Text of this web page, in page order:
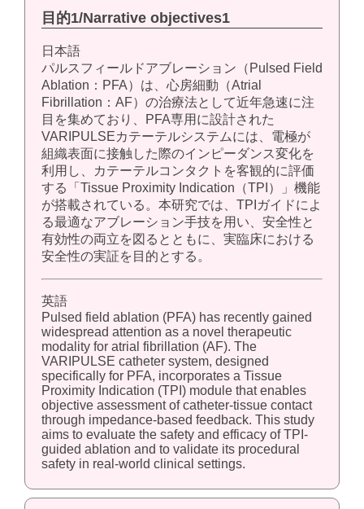
目的1/Narrative objectives1
日本語
パルスフィールドアブレーション（Pulsed Field
Ablation：PFA）は、心房細動（Atrial
Fibrillation：AF）の治療法として近年急速に注
目を集めており、PFA専用に設計された
VARIPULSEカテーテルシステムには、電極が
組織表面に接触した際のインピーダンス変化を
利用し、カテーテルコンタクトを客観的に評価
する「Tissue Proximity Indication（TPI）」機能
が搭載されている。本研究では、TPIガイドによ
る最適なアブレーション手技を用い、安全性と
有効性の両立を図るとともに、実臨床における
安全性の実証を目的とする。
英語
Pulsed field ablation (PFA) has recently gained
widespread attention as a novel therapeutic
modality for atrial fibrillation (AF). The
VARIPULSE catheter system, designed
specifically for PFA, incorporates a Tissue
Proximity Indication (TPI) module that enables
objective assessment of catheter-tissue contact
through impedance-based feedback. This study
aims to evaluate the safety and efficacy of TPI-
guided ablation and to validate its procedural
safety in real-world clinical settings.